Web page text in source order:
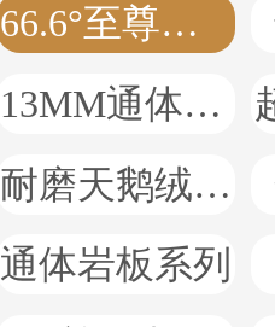
66.6°至尊白瓷抛石
13MM通体厚岩板
耐磨天鹅绒系列
通体岩板系列